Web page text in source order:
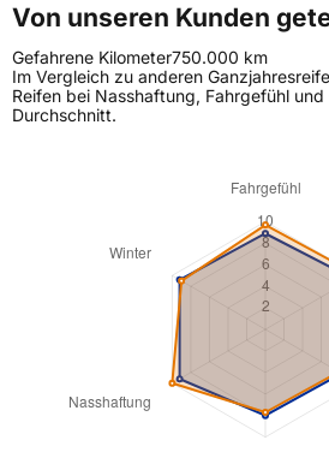
Von unseren Kunden
Gefahrene Kilometer750.000 km
Im Vergleich zu anderen
Reifen bei Nasshaftung, Fahrgefühl
Durchschnitt.